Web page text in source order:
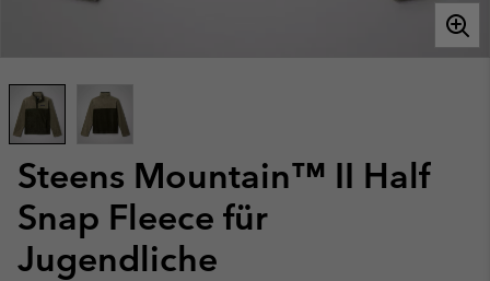
Steens Mountain™ II Half
Snap Fleece für
Jugendliche